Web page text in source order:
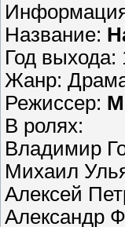
Название:
Год выхода:
Жанр:
Режиссер:
В ролях:
Владимир
Михаил
Алексей
Александр